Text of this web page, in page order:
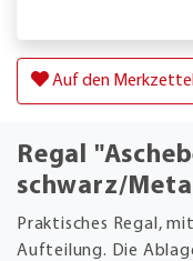
Auf den
Regal
schwarz/
Praktisches Regal,
Aufteilung. Die